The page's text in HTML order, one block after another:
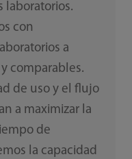
laboratorios.
con
a
comparables.
de uso y el flujo
a maximizar la
de
la capacidad